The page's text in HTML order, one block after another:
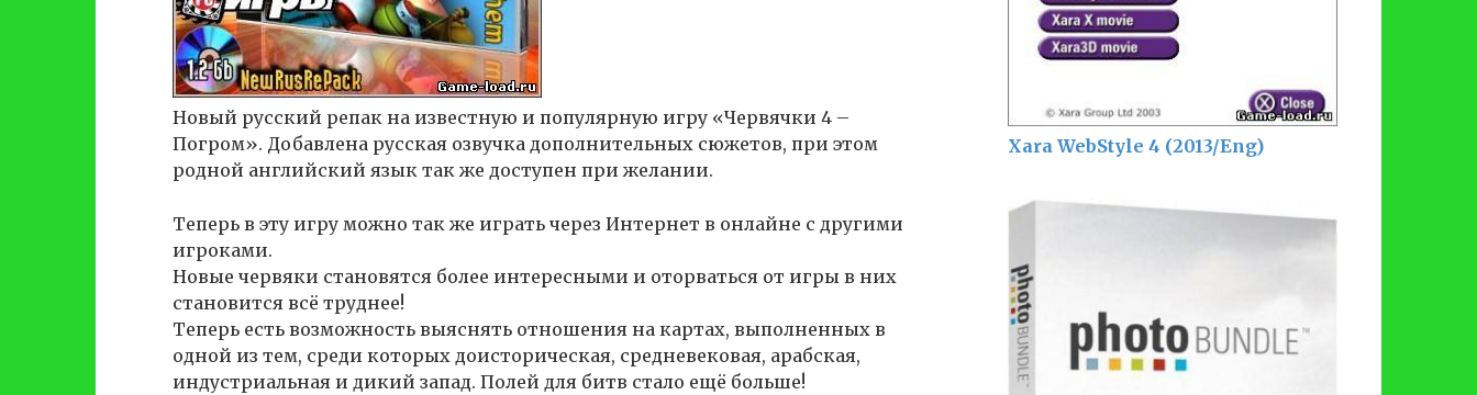
Новый русский репак на известную и популярную игру «Червячки 4 –
Погром». Добавлена русская озвучка дополнительных сюжетов, при этом
родной английский язык так же доступен при желании.
Теперь в эту игру можно так же играть через Интернет в онлайне с другими
игроками.
Новые червяки становятся более интересными и оторваться от игры в них
становится всё труднее!
Теперь есть возможность выяснять отношения на картах, выполненных в
одной из тем, среди которых доисторическая, средневековая, арабская,
индустриальная и дикий запад. Полей для битв стало ещё больше!
Xara WebStyle 4 (2013/Eng)